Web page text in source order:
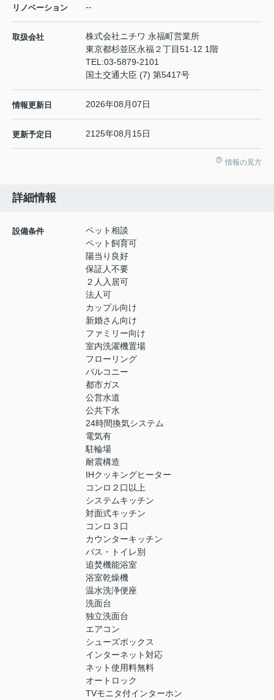
リノベーション --
取扱会社
株式会社ニチワ 永福町営業所
東京都杉並区永福２丁目51-12 1階
TEL:03-5879-2101
国土交通大臣 (7) 第5417号
情報更新日 2026年08月07日
更新予定日 2125年08月15日
情報の見方
詳細情報
設備条件
ペット相談
ペット飼育可
陽当り良好
保証人不要
２人入居可
法人可
カップル向け
新婚さん向け
ファミリー向け
室内洗濯機置場
フローリング
バルコニー
都市ガス
公営水道
公共下水
24時間換気システム
電気有
駐輪場
耐震構造
IHクッキングヒーター
コンロ２口以上
システムキッチン
対面式キッチン
コンロ３口
カウンターキッチン
バス・トイレ別
追焚機能浴室
浴室乾燥機
温水洗浄便座
洗面台
独立洗面台
エアコン
シューズボックス
インターネット対応
ネット使用料無料
オートロック
TVモニタ付インターホン